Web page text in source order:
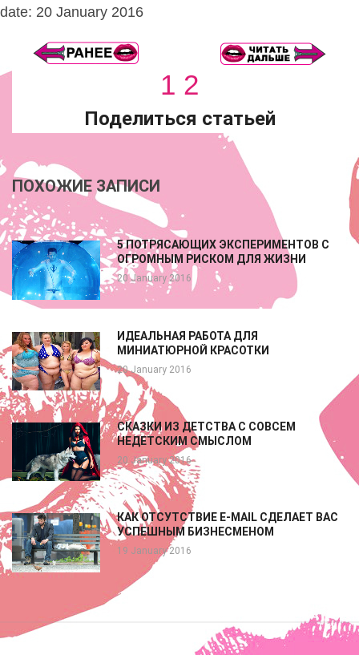
date: 20 January 2016
1 2
Поделиться статьей
ПОХОЖИЕ ЗАПИСИ
5 ПОТРЯСАЮЩИХ ЭКСПЕРИМЕНТОВ С
ОГРОМНЫМ РИСКОМ ДЛЯ ЖИЗНИ
20 January 2016
ИДЕАЛЬНАЯ РАБОТА ДЛЯ
МИНИАТЮРНОЙ КРАСОТКИ
20 January 2016
СКАЗКИ ИЗ ДЕТСТВА С СОВСЕМ
НЕДЕТСКИМ СМЫСЛОМ
20 January 2016
КАК ОТСУТСТВИЕ E-MAIL СДЕЛАЕТ ВАС
УСПЕШНЫМ БИЗНЕСМЕНОМ
19 January 2016